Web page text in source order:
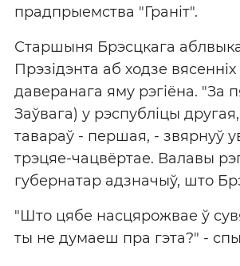
прадпрыемства "Граніт".
Старшыня Брэсцкага
Прэзідэнта аб ходзе
даверанага яму рэгіёна. "За
Заўвага) у рэспубліцы
тавараў - першая, - звярнуў
трэцяе-чацвёртае. Валавы
губернатар адзначыў, што
"Што цябе насцярожвае ў
ты не думаеш пра гэта?" -